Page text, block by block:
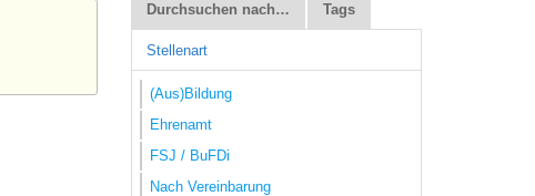
Durchsuchen nach… Tags
Stellenart
(Aus)Bildung
Ehrenamt
FSJ / BuFDi
Nach Vereinbarung